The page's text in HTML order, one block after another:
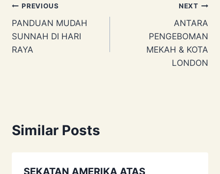
Post
navigation
PREVIOUS
PANDUAN MUDAH
SUNNAH DI HARI
RAYA
NEXT
ANTARA
PENGEBOMAN
MEKAH & KOTA
LONDON
Similar Posts
SEKATAN AMERIKA ATAS